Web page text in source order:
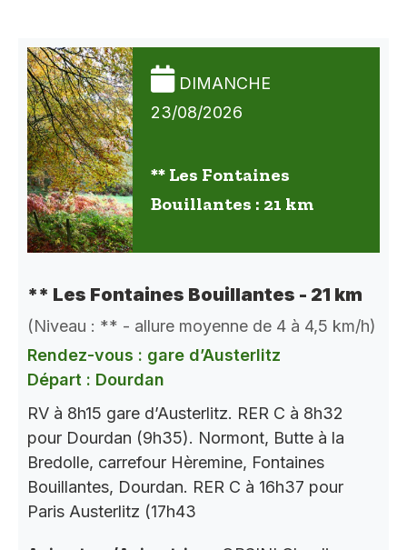
DIMANCHE
23/08/2026
** Les Fontaines
Bouillantes : 21 km
** Les Fontaines Bouillantes - 21 km
(Niveau : ** - allure moyenne de 4 à 4,5 km/h)
Rendez-vous : gare d’Austerlitz
Départ : Dourdan
RV à 8h15 gare d’Austerlitz. RER C à 8h32
pour Dourdan (9h35). Normont, Butte à la
Bredolle, carrefour Hèremine, Fontaines
Bouillantes, Dourdan. RER C à 16h37 pour
Paris Austerlitz (17h43